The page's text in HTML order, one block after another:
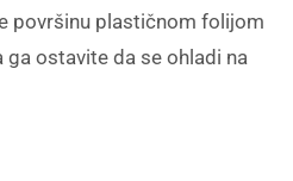
površinu plastičnom folijom
ostavite da se ohladi na